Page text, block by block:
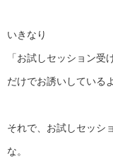
いきなり
「お試しセッション受
だけでお誘いしている
それで、お試しセッシ
な。